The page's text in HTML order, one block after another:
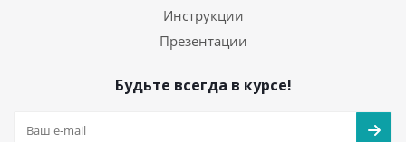
Инструкции
Презентации
Будьте всегда в курсе!